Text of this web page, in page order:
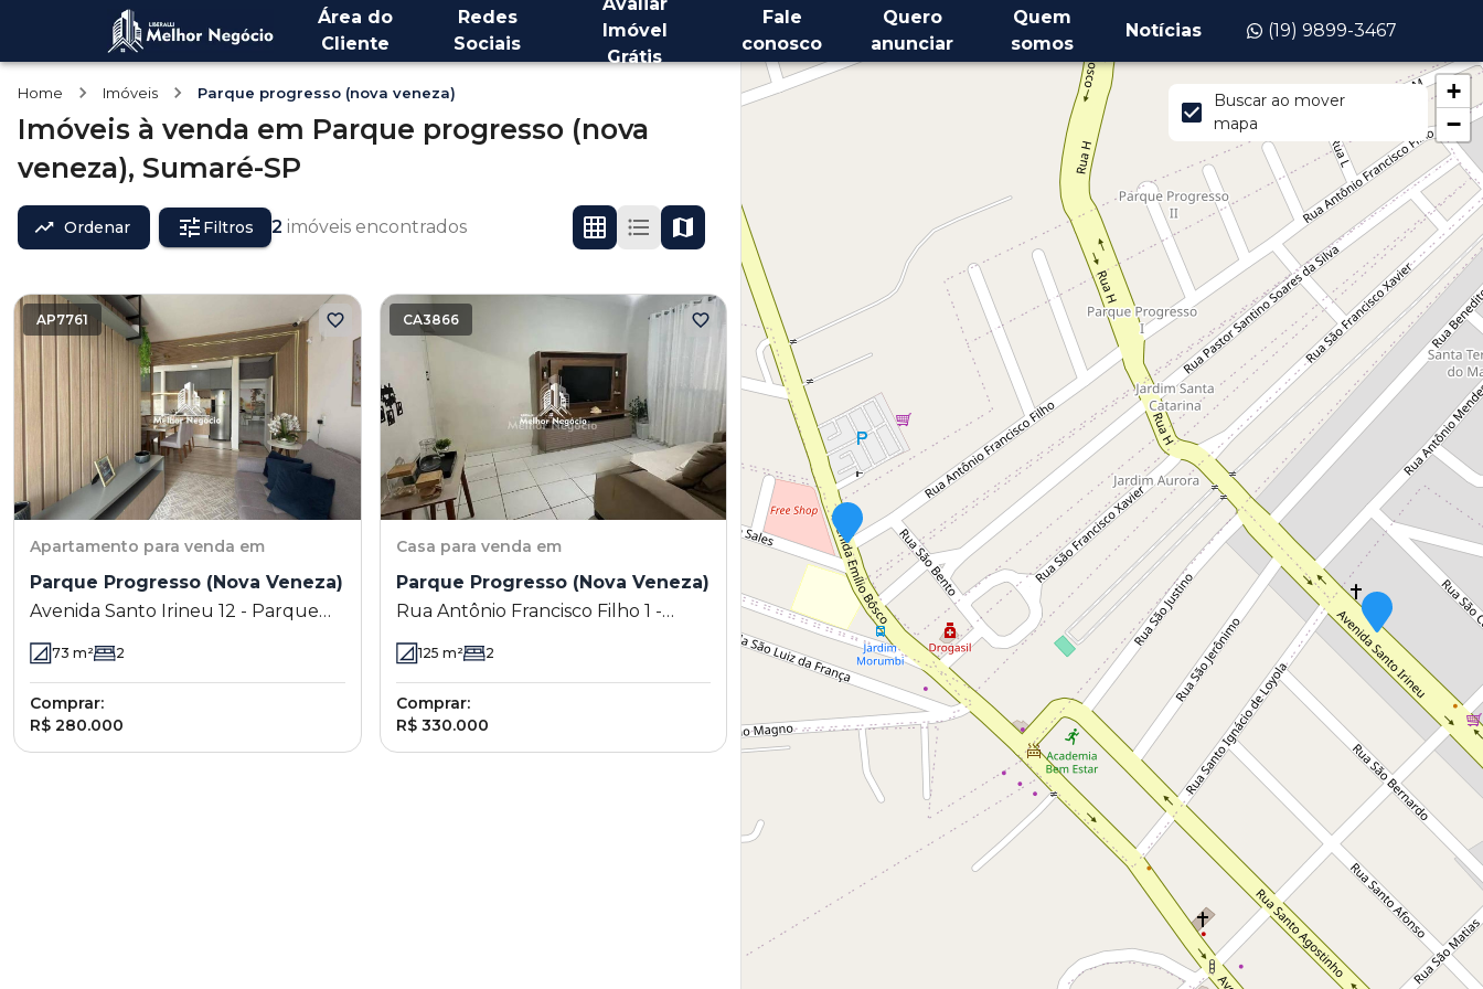
Área do
Cliente
Redes
Sociais
Imóvel
Grátis
Fale
conosco
Quero
anunciar
Quem
somos
Notícias (19) 9899-3467
Home Imóveis Parque progresso (nova veneza)
Imóveis à venda em Parque progresso (nova
veneza), Sumaré-SP
Ordenar Filtros 2 imóveis encontrados
AP7761
Apartamento para venda em
Parque Progresso (Nova Veneza)
Avenida Santo Irineu 12 - Parque
- SP
73 m² 2
Comprar:
R$ 280.000
CA3866
Casa para venda em
Parque Progresso (Nova Veneza)
Rua Antônio Francisco Filho 1 -
Sumaré - SP
125 m² 2
Comprar:
R$ 330.000
+
−
Buscar ao mover
mapa